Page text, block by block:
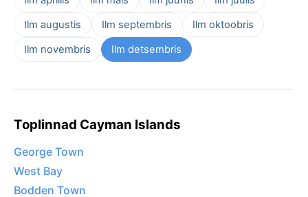
Ilm augustis
Ilm septembris
Ilm oktoobris
Ilm novembris
Ilm detsembris
Toplinnad Cayman Islands
George Town
West Bay
Bodden Town